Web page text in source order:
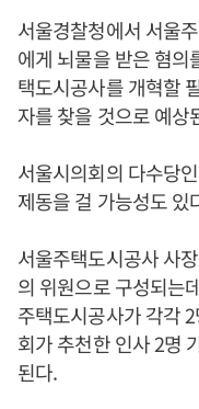
서울경찰청에서 서울
에게 뇌물을 받은 혐
택도시공사를 개혁할
자를 찾을 것으로 예상
서울시의회의 다수당
제동을 걸 가능성도 있
서울주택도시공사 사
의 위원으로 구성되는
주택도시공사가 각각
회가 추천한 인사 2명
된다.